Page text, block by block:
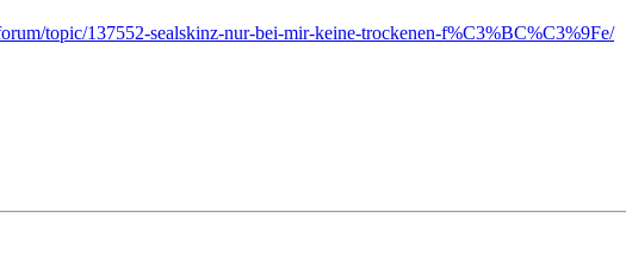
topic/137552-sealskinz-nur-bei-mir-keine-trockenen-f%C3%BC%C3%9Fe/